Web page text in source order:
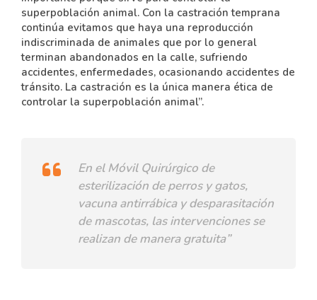
superpoblación animal. Con la castración temprana
continúa evitamos que haya una reproducción
indiscriminada de animales que por lo general
terminan abandonados en la calle, sufriendo
accidentes, enfermedades, ocasionando accidentes de
tránsito. La castración es la única manera ética de
controlar la superpoblación animal”.
En el Móvil Quirúrgico de
esterilización de perros y gatos,
vacuna antirrábica y desparasitación
de mascotas, las intervenciones se
realizan de manera gratuita”